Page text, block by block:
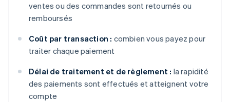
ventes ou des commandes sont retournés ou
remboursés
Coût par transaction : combien vous payez pour
traiter chaque paiement
Délai de traitement et de règlement : la rapidité
des paiements sont effectués et atteignent votre
compte